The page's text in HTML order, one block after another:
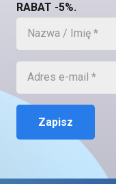
RABAT -5%.
Zapisz